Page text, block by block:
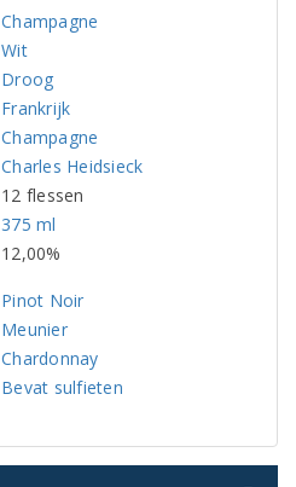
Champagne
Wit
Droog
Frankrijk
Champagne
Charles Heidsieck
12 flessen
375 ml
12,00%
Pinot Noir
Meunier
Chardonnay
Bevat sulfieten